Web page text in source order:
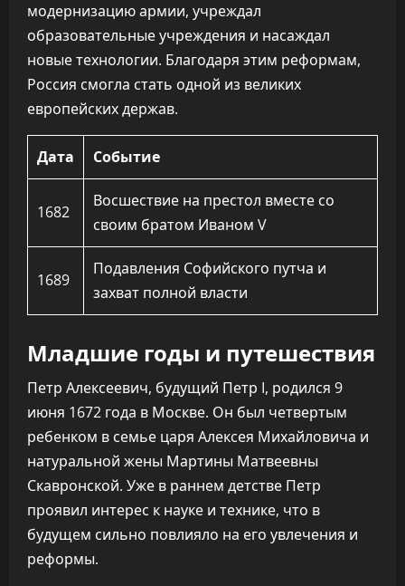
модернизацию армии, учреждал
образовательные учреждения и насаждал
новые технологии. Благодаря этим реформам,
Россия смогла стать одной из великих
европейских держав.
Дата Событие
1682
Восшествие на престол вместе со
своим братом Иваном V
1689
Подавления Софийского путча и
захват полной власти
Младшие годы и путешествия
Петр Алексеевич, будущий Петр I, родился 9
июня 1672 года в Москве. Он был четвертым
ребенком в семье царя Алексея Михайловича и
натуральной жены Мартины Матвеевны
Скавронской. Уже в раннем детстве Петр
проявил интерес к науке и технике, что в
будущем сильно повлияло на его увлечения и
реформы.